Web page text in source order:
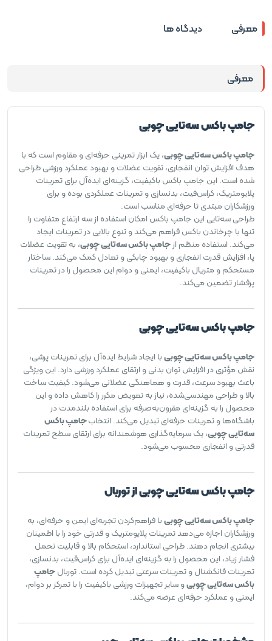
معرفی دیدگاه ها
معرفی
جامپ باکس سه‌تایی چوبی
جامپ باکس سه‌تایی چوبی، یک ابزار تمرینی حرفه‌ای و مقاوم است که با
هدف افزایش توان انفجاری، تقویت عضلات و بهبود عملکرد ورزشی طراحی
شده است. این جامپ باکس باکیفیت، گزینه‌ای ایده‌آل برای تمرینات
پلایومتریک، کراس‌فیت، بدنسازی و تمرینات عملکردی بوده و برای
ورزشکاران مبتدی تا حرفه‌ای مناسب است.
طراحی سه‌تایی این جامپ باکس امکان استفاده از سه ارتفاع متفاوت را
تنها با چرخاندن باکس فراهم می‌کند و تنوع بالایی در تمرینات ایجاد
می‌کند. استفاده منظم ازجامپ باکس سه‌تایی چوبی، به تقویت عضلات
پا، افزایش قدرت انفجاری و بهبود چابکی و تعادل کمک می‌کند. ساختار
مستحکم و متریال باکیفیت، ایمنی و دوام این محصول را در تمرینات
پرفشار تضمین می‌کند.
جامپ باکس سه‌تایی چوبی
جامپ باکس سه‌تایی چوبیبا ایجاد شرایط ایده‌آل برای تمرینات پرشی،
نقش مؤثری در افزایش توان بدنی و ارتقای عملکرد ورزشی دارد. این ویژگی
باعث بهبود سرعت، قدرت و هماهنگی عضلانی می‌شود. کیفیت ساخت
بالا و طراحی مهندسی‌شده، نیاز به تعویض مکرر را کاهش داده و این
محصول را به گزینه‌ای مقرون‌به‌صرفه برای استفاده بلندمدت در
باشگاه‌ها و تمرینات حرفه‌ای تبدیل می‌کند. انتخابجامپ باکس
سه‌تایی چوبی، یک سرمایه‌گذاری هوشمندانه برای ارتقای سطح تمرینات
قدرتی و انفجاری محسوب می‌شود.
جامپ باکس سه‌تایی چوبی از توربال
جامپ باکس سه‌تایی چوبیبا فراهم‌کردن تجربه‌ای ایمن و حرفه‌ای، به
ورزشکاران اجازه می‌دهد تمرینات پلایومتریک و قدرتی خود را با اطمینان
بیشتری انجام دهند. طراحی استاندارد، استحکام بالا و قابلیت تحمل
فشار زیاد، این محصول را به گزینه‌ای ایده‌آل برای کراس‌فیت، بدنسازی،
تمرینات فانکشنال و تمرینات سرعتی تبدیل کرده است. توربالجامپ
باکس سه‌تایی چوبیو سایر تجهیزات ورزشی باکیفیت را با تمرکز بر دوام،
ایمنی و عملکرد حرفه‌ای عرضه می‌کند.